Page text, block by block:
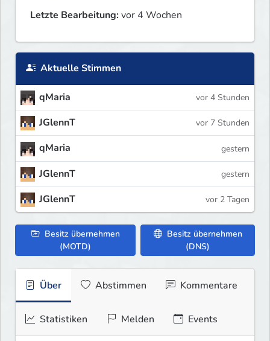
Letzte Bearbeitung:vor 4 Wochen
Aktuelle Stimmen
qMaria vor 4 Stunden
JGlennT vor 7 Stunden
qMaria gestern
JGlennT gestern
JGlennT vor 2 Tagen
Besitz übernehmen
(MOTD)
Besitz übernehmen
(DNS)
Über Abstimmen Kommentare
Statistiken Melden Events